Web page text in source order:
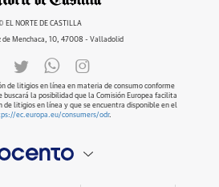
EL NORTE DE CASTILLA
de Menchaca, 10, 47008 - Valladolid
de litigios en línea en materia de consumo conforme
buscará la posibilidad que la Comisión Europea facilita
de litigios en línea y que se encuentra disponible en el
ec.europa.eu/consumers/odr.